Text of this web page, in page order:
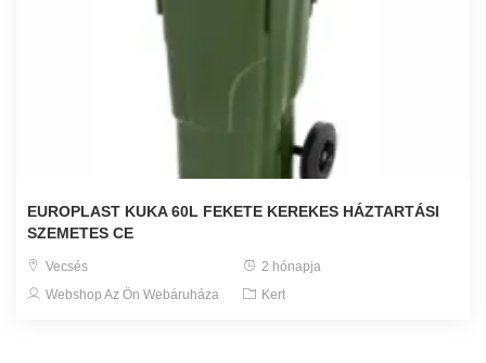
EUROPLAST KUKA 60L FEKETE KEREKES HÁZTARTÁSI
SZEMETES CE
Vecsés
2 hónapja
Webshop Az Ön Webáruháza
Kert